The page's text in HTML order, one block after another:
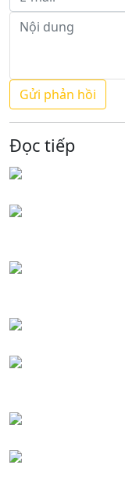
Đọc tiếp